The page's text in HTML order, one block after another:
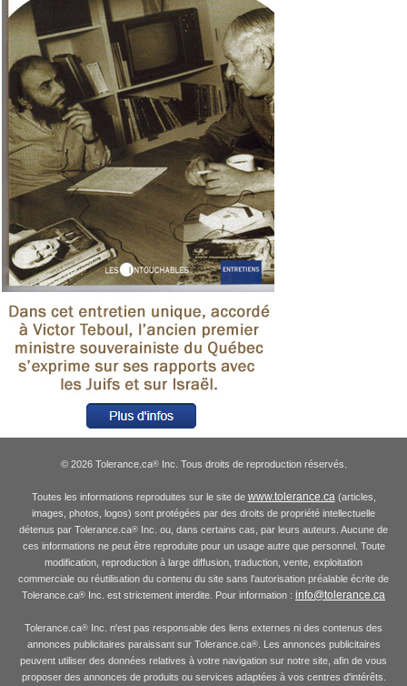
© 2026 Tolerance.ca®Inc. Tous droits de reproduction réservés.
Toutes les informations reproduites sur le site de www.tolerance.ca(articles,
images, photos, logos) sont protégées par des droits de propriété intellectuelle
détenus par Tolerance.ca® Inc. ou, dans certains cas, par leurs auteurs. Aucune de
ces informations ne peut être reproduite pour un usage autre que personnel. Toute
modification, reproduction à large diffusion, traduction, vente, exploitation
commerciale ou réutilisation du contenu du site sans l'autorisation préalable écrite de
Tolerance.ca® Inc. est strictement interdite. Pour information : info@tolerance.ca
Tolerance.ca® Inc. n'est pas responsable des liens externes ni des contenus des
annonces publicitaires paraissant sur Tolerance.ca®. Les annonces publicitaires
peuvent utiliser des données relatives à votre navigation sur notre site, afin de vous
proposer des annonces de produits ou services adaptées à vos centres d'intérêts.